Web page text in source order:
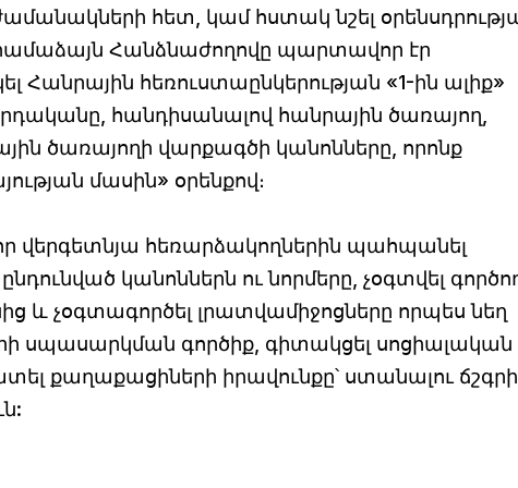
հետ, կամ հստակ նշել
Հանձնաժողովը պարտավոր էր
հեռուստաընկերության «1-ին ալիք»
հանդիսանալով հանրային ծառայող,
ծառայողի վարքագծի կանոնները, որոնք
մասին» օրենքով։
վերգետնյա հեռարձակողներին պահպանել
կանոններն ու նորմերը, չօգտվել
և չօգտագործել լրատվամիջոցները որպես նեղ
սպասարկման գործիք, գիտակցել սոցիալական
քաղաքացիների իրավունքը՝ ստանալու